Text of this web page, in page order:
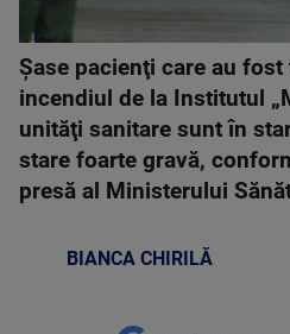
Şase pacienţi care au
incendiul de la Institutul
unităţi sanitare sunt în
stare foarte gravă,
presă al Ministerului
BIANCA CHIRILĂ